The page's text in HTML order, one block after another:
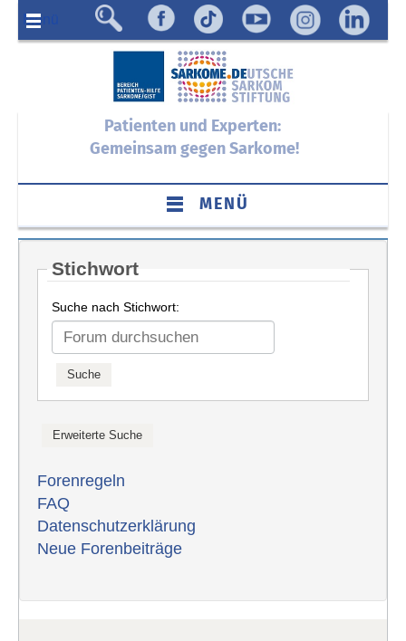
Menü
Patienten und Experten:
Gemeinsam gegen Sarkome!
MENÜ
Stichwort
Suche nach Stichwort:
Forenregeln
FAQ
Datenschutzerklärung
Neue Forenbeiträge